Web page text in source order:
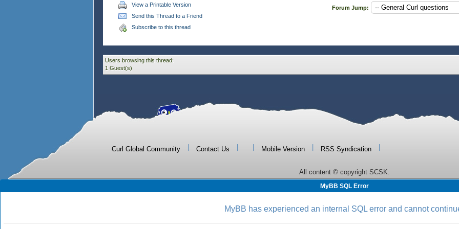
View a Printable Version
Send this Thread to a Friend
Subscribe to this thread
Forum Jump:
Users browsing this thread:
1 Guest(s)
Curl Global Community Contact Us Mobile Version RSS Syndication
All content © copyright SCSK.
MyBB SQL Error
MyBB has experienced an internal SQL error and cannot